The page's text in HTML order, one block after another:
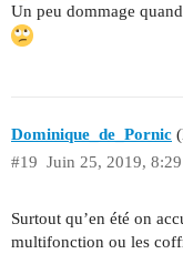
Un peu dommage
Dominique_de_Pornic
Juin 25, 2019, 8:29
#19
Surtout qu’en été on
multifonction ou les